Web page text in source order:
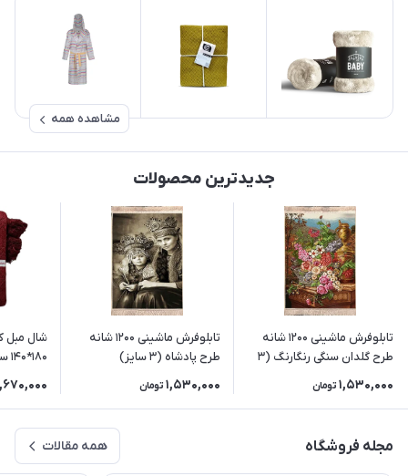
مشاهده همه
جدیدترین محصولات
تابلوفرش ماشینی 1200 شانه
طرح گلدان سنگی رنگارنگ (3
1,530,000 تومان
تابلوفرش ماشینی 1200 شانه
طرح پادشاه (3 سایز)
1,530,000 تومان
شال مبل
180*140 سانتی متر رنگ زرشکی
مجله فروشگاه همه مقالات